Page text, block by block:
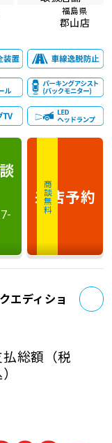
福島県
郡山店
商談無料
来店予約
エディショ
払総額 （税